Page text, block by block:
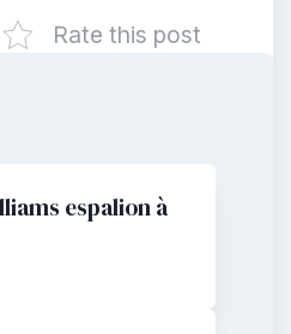
Rate this post
espalion à